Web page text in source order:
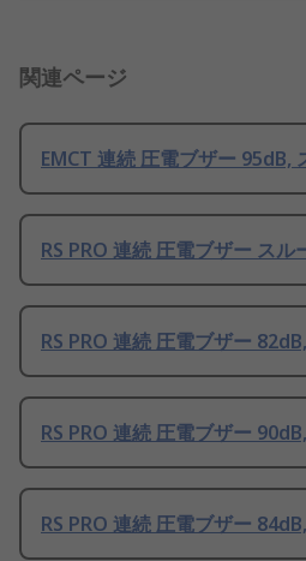
関連ページ
EMCT 連続 圧電ブザー 95dB,
RS PRO 連続 圧電ブザー スル
RS PRO 連続 圧電ブザー
RS PRO 連続 圧電ブザー
RS PRO 連続 圧電ブザー